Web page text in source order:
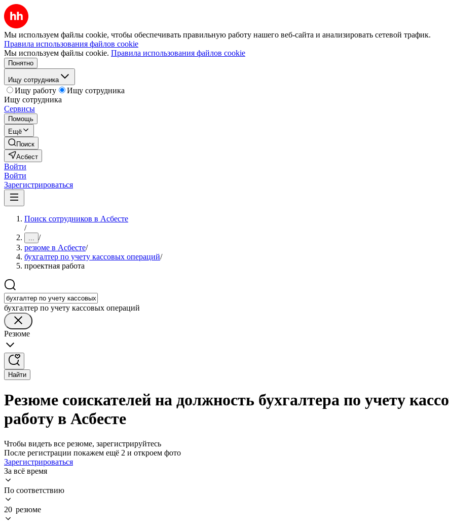
Мы используем файлы cookie, чтобы обеспечивать правильную работу нашего веб-сайта и анализировать сетевой трафик.
Правила использования файлов cookie
Мы используем файлы cookie. Правила использования файлов cookie
Понятно
Ищу сотрудника
Ищу работу
Ищу сотрудника
Ищу сотрудника
Сервисы
Помощь
Ещё
Поиск
Асбест
Войти
Войти
Зарегистрироваться
Поиск сотрудников в Асбесте
/
... /
резюме в Асбесте/
бухгалтер по учету кассовых операций/
проектная работа
бухгалтер по учету кассовых операций
Резюме
Найти
Резюме соискателей на должность бухгалтера по учету
работу в Асбесте
Чтобы видеть все резюме, зарегистрируйтесь
После регистрации покажем ещё 2 и откроем фото
Зарегистрироваться
За всё время
По соответствию
20 резюме